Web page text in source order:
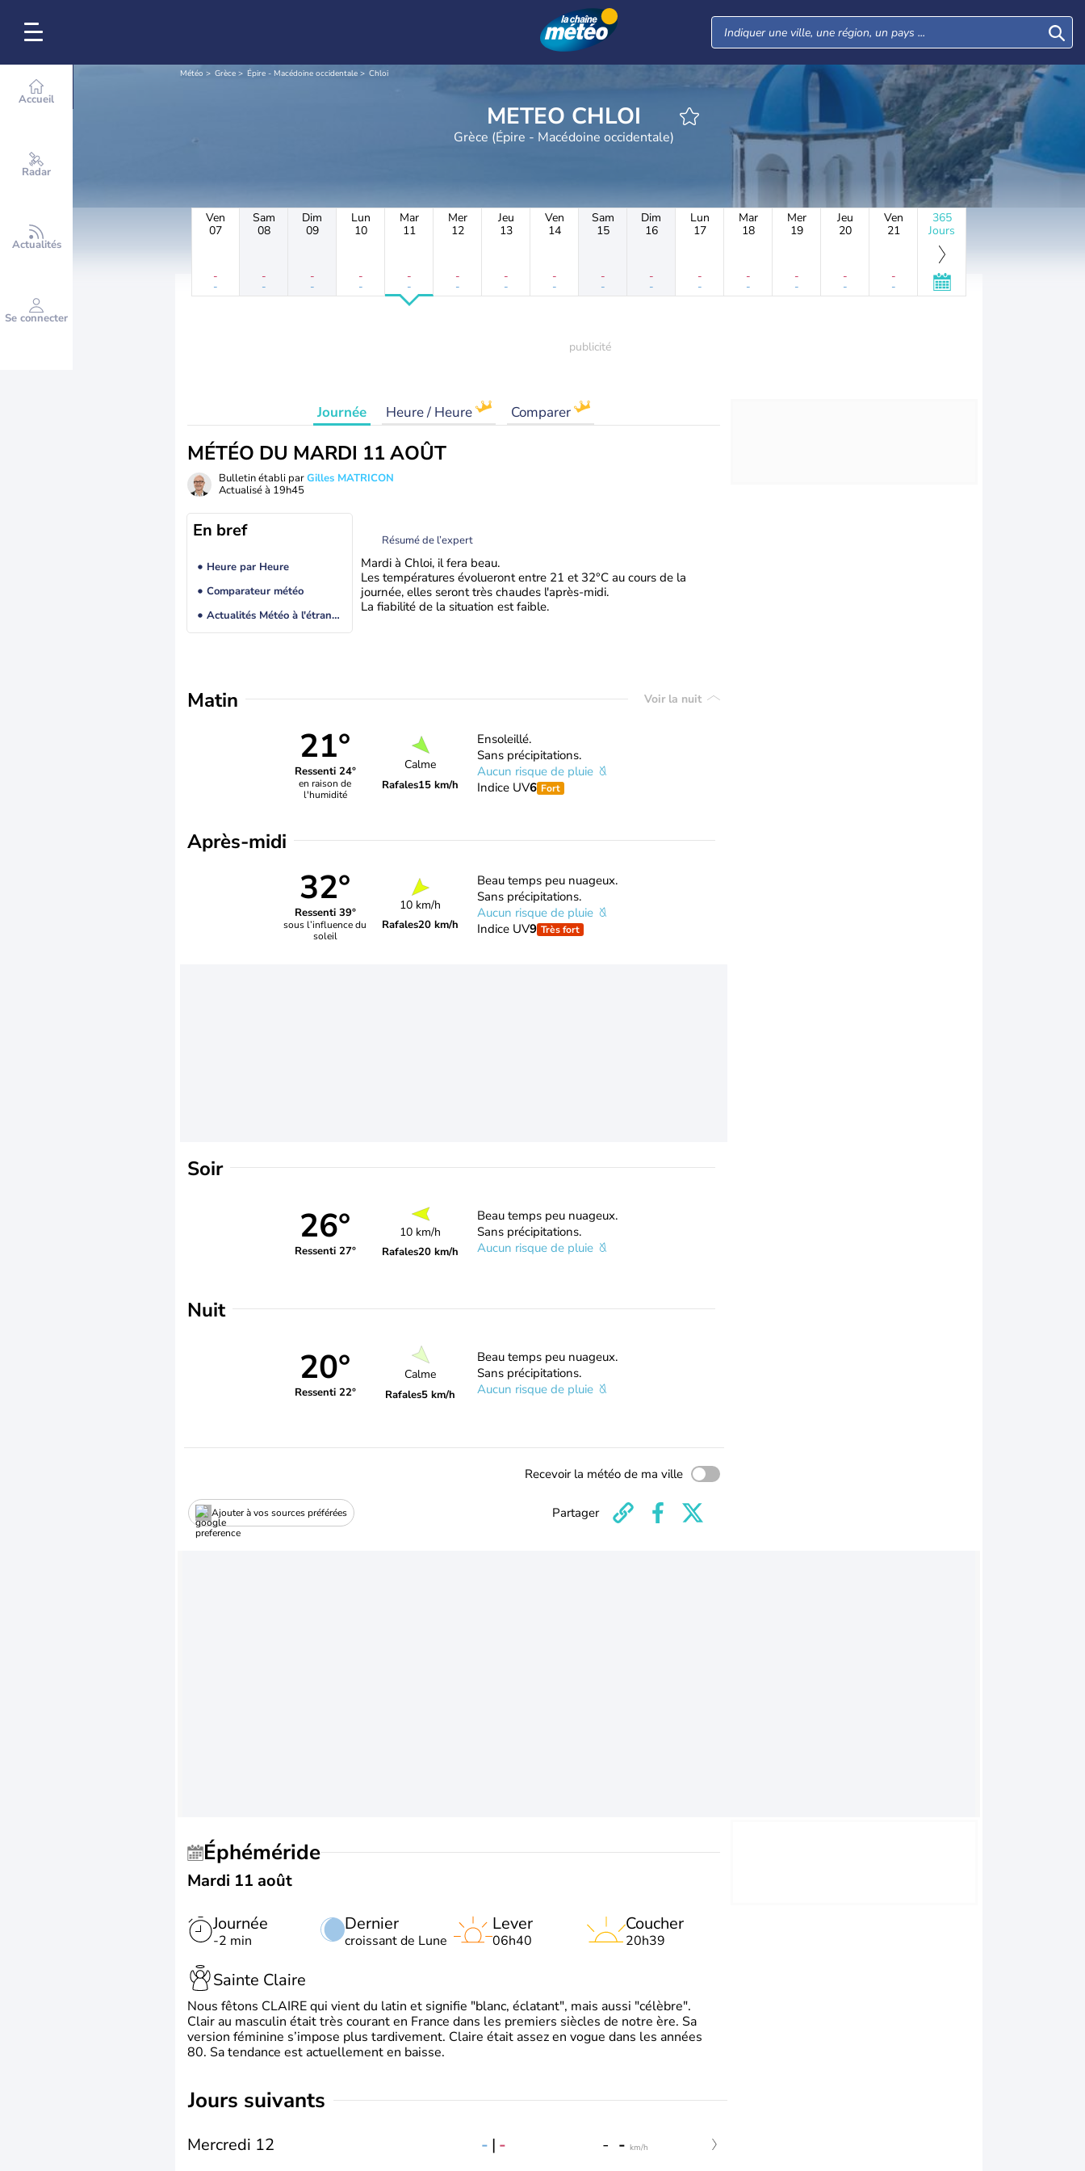
Accueil
Radar
Actualités
Se connecter
Météo Grèce Épire - Macédoine occidentale Chloi
METEO CHLOI
Grèce (Épire - Macédoine occidentale)
Ven
07
-
-
Sam
08
-
-
Dim
09
-
-
Lun
10
-
-
Mar
11
-
-
Mer
12
-
-
Jeu
13
-
-
Ven
14
-
-
Sam
15
-
-
Dim
16
-
-
Lun
17
-
-
Mar
18
-
-
Mer
19
-
-
Jeu
20
-
-
Ven
21
-
-
365
Jours
Journée Heure / Heure Comparer
MÉTÉO DU MARDI 11 AOÛT
Bulletin établi parGilles MATRICON
Actualisé à 19h45
En bref
Heure par Heure
Comparateur météo
Actualités Météo à l'étranger
Résumé de l’expert
Mardi à Chloi, il fera beau.
Les températures évolueront entre 21 et 32°C au cours de la
journée, elles seront très chaudes l'après-midi.
La fiabilité de la situation est faible.
Matin Voir la nuit
21°
Ressenti 24°
en raison de
l'humidité
Calme
Rafales15 km/h
Ensoleillé.
Sans précipitations.
Aucun risque de pluie
Indice UV6 Fort
Après-midi
32°
Ressenti 39°
sous l’influence du
soleil
10 km/h
Rafales20 km/h
Beau temps peu nuageux.
Sans précipitations.
Aucun risque de pluie
Indice UV9 Très fort
Soir
26°
Ressenti 27°
10 km/h
Rafales20 km/h
Beau temps peu nuageux.
Sans précipitations.
Aucun risque de pluie
Nuit
20°
Ressenti 22°
Calme
Rafales5 km/h
Beau temps peu nuageux.
Sans précipitations.
Aucun risque de pluie
Recevoir la météo de ma ville
Ajouter à vos sources préférées Partager
Éphéméride
Mardi 11 août
Journée
-2 min
Dernier
croissant de Lune
Lever
06h40
Coucher
20h39
Sainte Claire
Nous fêtons CLAIRE qui vient du latin et signifie "blanc, éclatant", mais aussi "célèbre".
Clair au masculin était très courant en France dans les premiers siècles de notre ère. Sa
version féminine s’impose plus tardivement. Claire était assez en vogue dans les années
80. Sa tendance est actuellement en baisse.
jours suivants
Mercredi 12 - | - - - km/h